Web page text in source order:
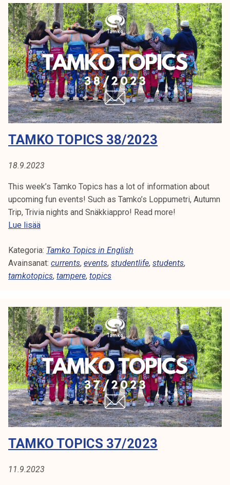
p
i
c
s
3
8
/
2
0
2
3
TAMKO TOPICS 38/2023
18.9.2023
This week’s Tamko Topics has a lot of information about
upcoming fun events! Such as Tamko’s Loppumetri, Autumn
Trip, Trivia nights and Snäkkiappro! Read more!
Lue lisääT
m
k
o
p
i
c
s
3
8
/
2
0
2
3
Kategoria: Tamko Topics in English
Avainsanat: currents, events, studentlife, students,
tamkotopics, tampere, topics
TAMKO TOPICS 37/2023
11.9.2023